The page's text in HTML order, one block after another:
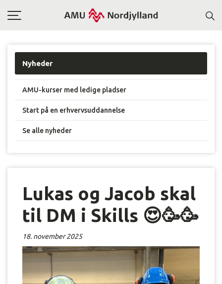
Toggle
Nyheder
AMU-kurser med ledige pladser
Start på en erhvervsuddannelse
Se alle nyheder
Lukas og Jacob skal
til DM i Skills 😍🥳🥳
18. november 2025